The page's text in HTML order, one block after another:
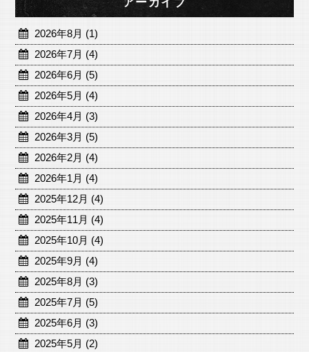
2026年8月 (1)
2026年7月 (4)
2026年6月 (5)
2026年5月 (4)
2026年4月 (3)
2026年3月 (5)
2026年2月 (4)
2026年1月 (4)
2025年12月 (4)
2025年11月 (4)
2025年10月 (4)
2025年9月 (4)
2025年8月 (3)
2025年7月 (5)
2025年6月 (3)
2025年5月 (2)